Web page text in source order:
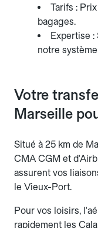
Tarifs :
bagages.
Expertise
notre
Votre
Marseille
Situé à 25 km de
CMA CGM et
assurent vos
le Vieux-Port.
Pour vos loisirs,
rapidement les